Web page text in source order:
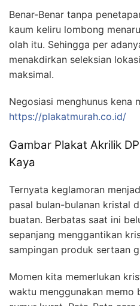
Benar-Benar tanpa
kaum keliru lombong
olah itu. Sehingga per
menakdirkan seleksian
maksimal.
Negosiasi menghunus kena
https://plakatmurah.co.id/
Gambar Plakat Akrilik
Kaya
Ternyata keglamoran
pasal bulan-bulanan kristal
buatan. Berbatas saat ini
sepanjang menggantikan
sampingan produk sertaan
Momen kita memerlukan
waktu menggunakan memo